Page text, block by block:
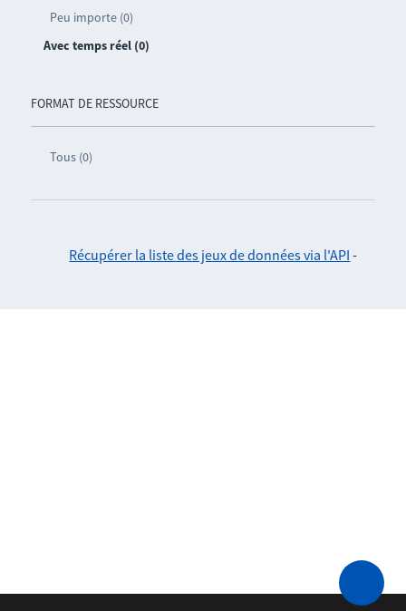
Peu importe (0)
Avec temps réel (0)
FORMAT DE RESSOURCE
Tous (0)
Récupérer la liste des jeux de données via l'API -